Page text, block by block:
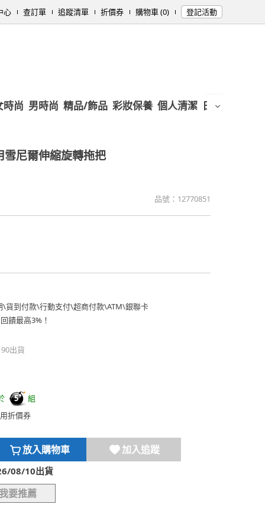
心 查訂單 追蹤清單 折價券 購物車 (0) 登記活動
時尚 男時尚 精品/飾品 彩妝保養 個人清潔 日用/紙品
雪尼爾伸縮旋轉拖把
品號： 12770851
\貨到付款\行動支付\超商付款\ATM\銀聯卡
饋最高3%！
出貨
5
組
折價券
放入購物車 加入追蹤
08/10出貨
要推薦